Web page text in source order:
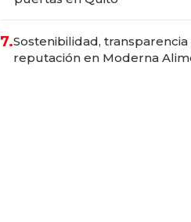
7.Sostenibilidad, transparencia
reputación en Moderna